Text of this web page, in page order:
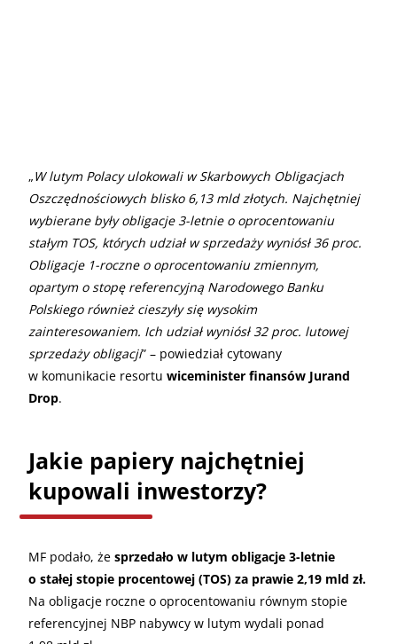
„W lutym Polacy ulokowali w Skarbowych Obligacjach
Oszczędnościowych blisko 6,13 mld złotych. Najchętniej
wybierane były obligacje 3-letnie o oprocentowaniu
stałym TOS, których udział w sprzedaży wyniósł 36 proc.
Obligacje 1-roczne o oprocentowaniu zmiennym,
opartym o stopę referencyjną Narodowego Banku
Polskiego również cieszyły się wysokim
zainteresowaniem. Ich udział wyniósł 32 proc. lutowej
sprzedaży obligacji” – powiedział cytowany
w komunikacie resortu wiceminister finansów Jurand
Drop.
Jakie papiery najchętniej
kupowali inwestorzy?
MF podało, że sprzedało w lutym obligacje 3-letnie
o stałej stopie procentowej (TOS) za prawie 2,19 mld zł.
Na obligacje roczne o oprocentowaniu równym stopie
referencyjnej NBP nabywcy w lutym wydali ponad